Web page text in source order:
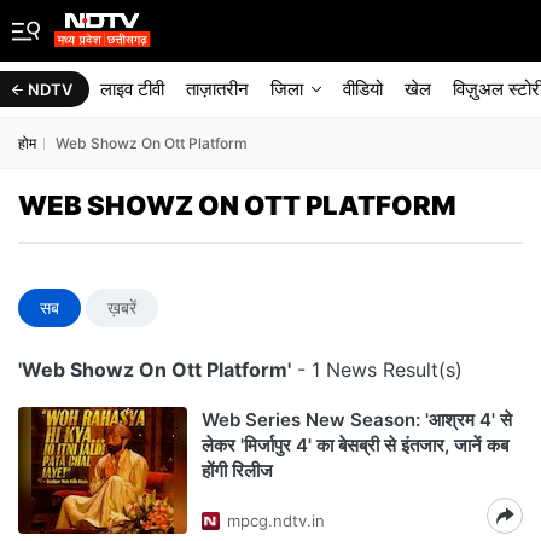
NDTV लाइव टीवी ताज़ातरीन जिला वीडियो खेल विज़ुअल
होम Web Showz On Ott Platform
WEB SHOWZ ON OTT PLATFORM
सब ख़बरें
'Web Showz On Ott Platform' - 1 News Result(s)
Web Series New Season: 'आश्रम 4' से
लेकर 'मिर्जापुर 4' का बेसब्री से इंतजार, जानें कब
होंगी रिलीज
mpcg.ndtv.in